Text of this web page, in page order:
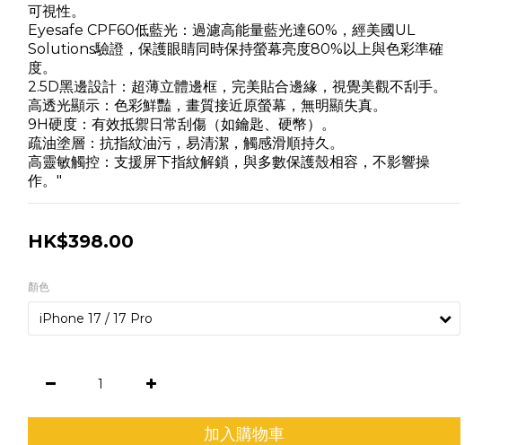
可視性。
Eyesafe CPF60低藍光：過濾高能量藍光達60%，經美國UL
Solutions驗證，保護眼睛同時保持螢幕亮度80%以上與色彩準確
度。
2.5D黑邊設計：超薄立體邊框，完美貼合邊緣，視覺美觀不刮手。
高透光顯示：色彩鮮豔，畫質接近原螢幕，無明顯失真。
9H硬度：有效抵禦日常刮傷（如鑰匙、硬幣）。
疏油塗層：抗指紋油污，易清潔，觸感滑順持久。
高靈敏觸控：支援屏下指紋解鎖，與多數保護殼相容，不影響操
作。"
HK$398.00
顏色
加入購物車